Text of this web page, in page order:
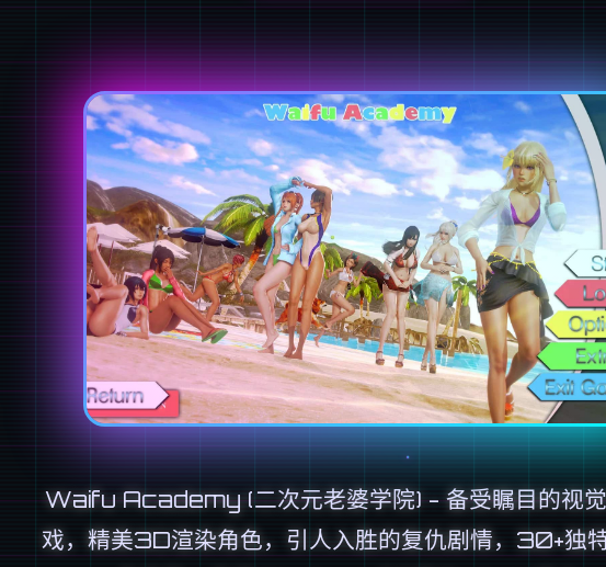
Waifu Academy (二次元老婆学院) - 备受瞩目的视
戏，精美3D渲染角色，引人入胜的复仇剧情，30+独